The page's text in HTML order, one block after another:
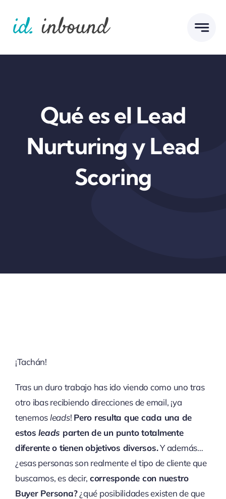
content
Qué es el Lead
Nurturing y Lead
Scoring
¡Tachán!
Tras un duro trabajo has ido viendo como uno tras
otro ibas recibiendo direcciones de email, ¡ya
tenemosleads! Pero resulta que cada una de
estosleads parten de un punto totalmente
diferente o tienen objetivos diversos.Y además…
¿esas personas son realmente el tipo de cliente que
buscamos, es decir, corresponde con nuestro
Buyer Persona?¿qué posibilidades existen de que